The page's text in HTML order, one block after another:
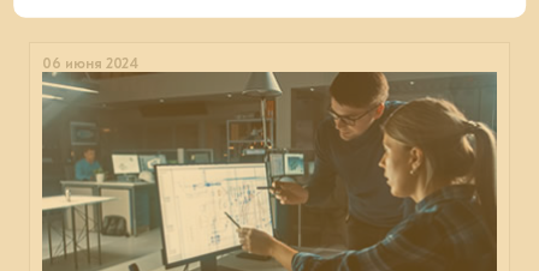
06 июня 2024